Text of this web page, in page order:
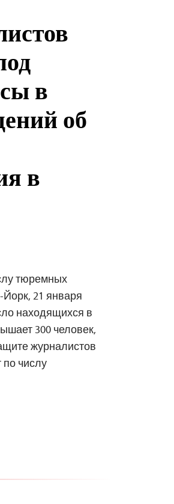
в
об
в
тюремных
21 января
находящихся в
300 человек,
журналистов
числу